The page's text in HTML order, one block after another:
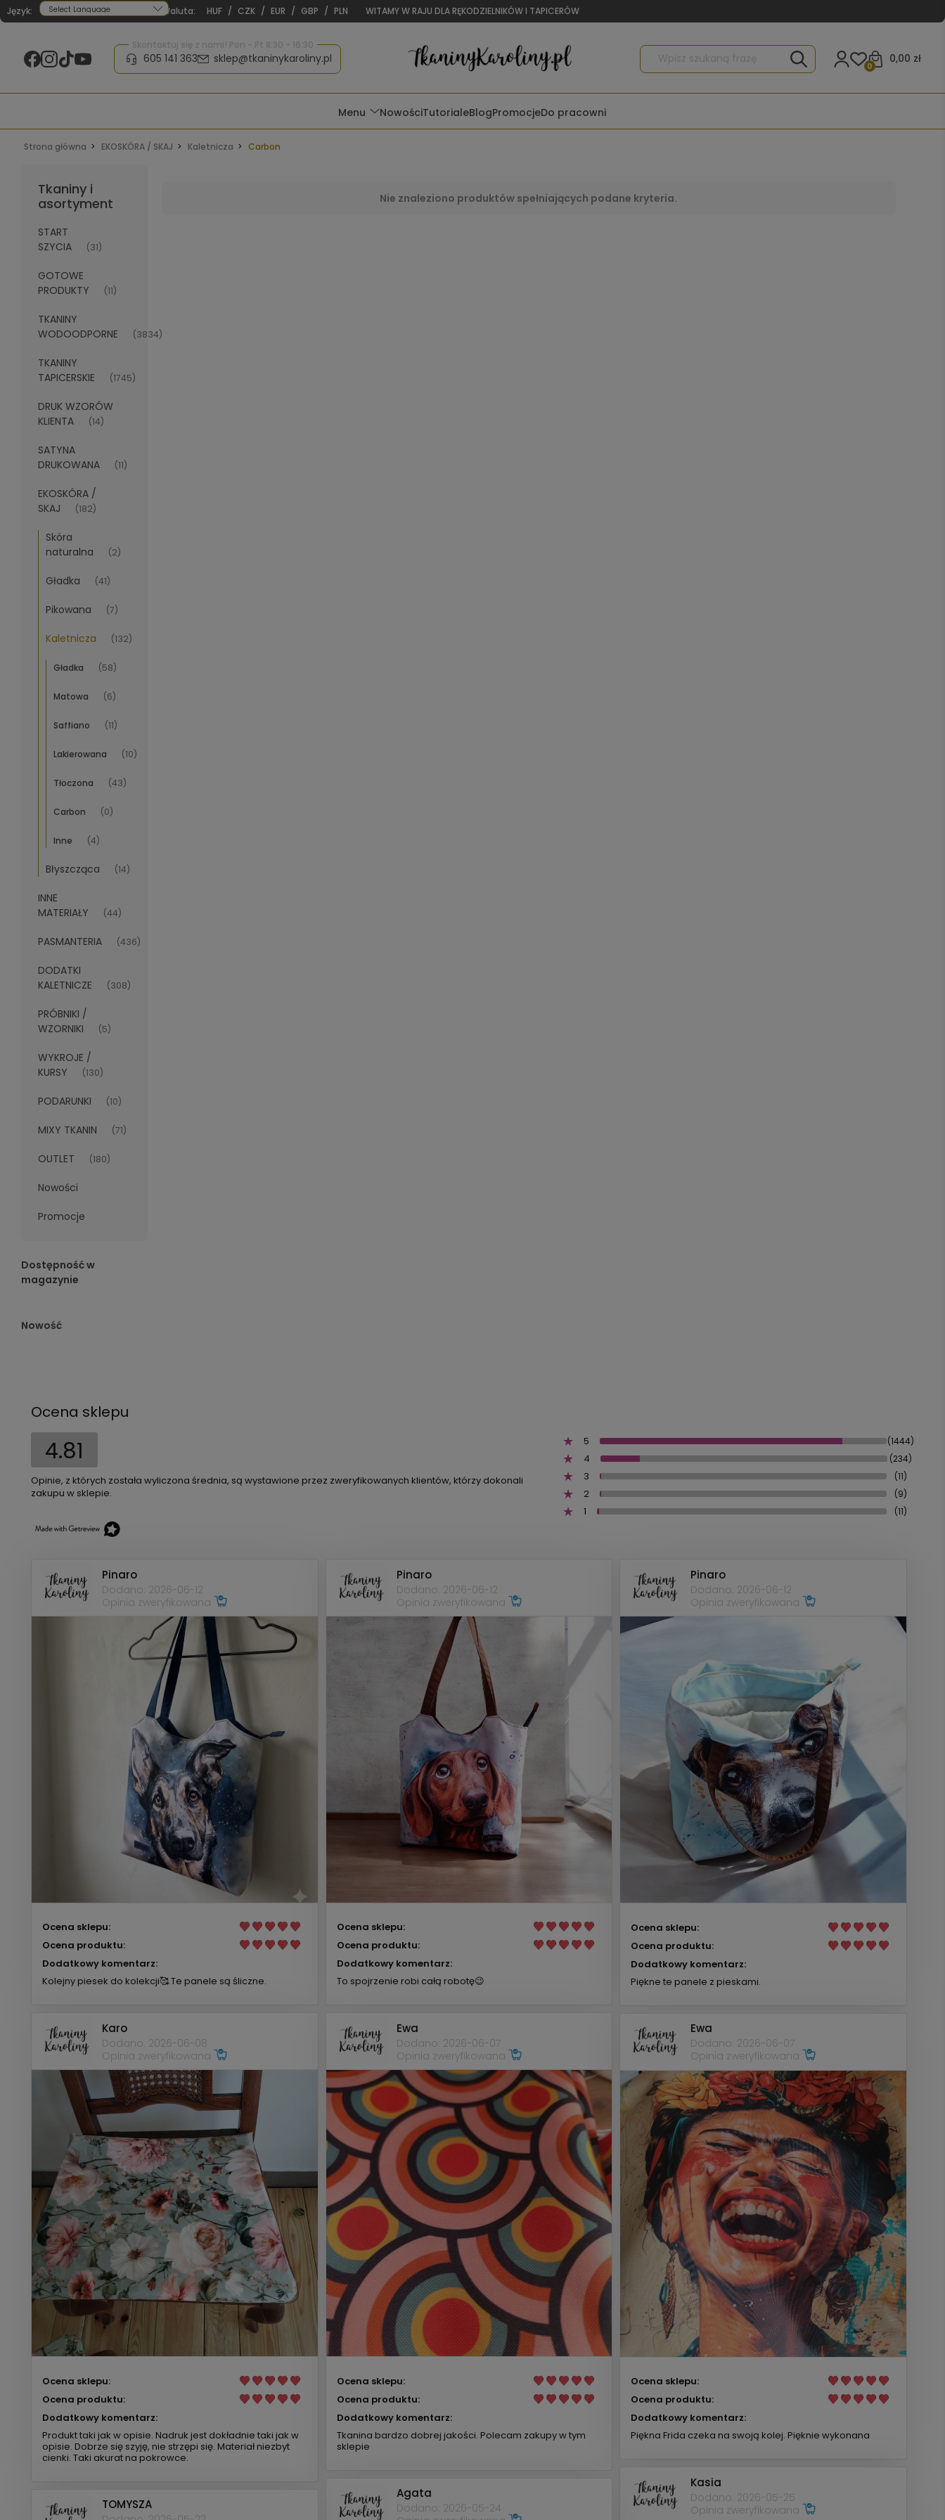
Język:
Powered by
Waluta: HUF / CZK / EUR / GBP / PLN WITAMY W RAJU DLA RĘKODZIELNIKÓW I TAPICERÓW
Skontaktuj się z nami! Pon - Pt 8:30 - 16:30
605 141 363 sklep@tkaninykaroliny.pl 0,00 zł
0
Menu NowościTutorialeBlogPromocjeDo pracowni
Strona główna EKOSKÓRA / SKAJ Kaletnicza Carbon
Tkaniny i
asortyment
START
SZYCIA
(31)
GOTOWE
PRODUKTY
(11)
TKANINY
WODOODPORNE
(3834)
TKANINY
TAPICERSKIE
(1745)
DRUK WZORÓW
KLIENTA
(14)
SATYNA
DRUKOWANA
(11)
EKOSKÓRA /
SKAJ
(182)
Skóra
naturalna
(2)
Gładka (41)
Pikowana (7)
Kaletnicza (132)
Gładka (58)
Matowa (6)
Saffiano (11)
Lakierowana (10)
Tłoczona (43)
Carbon (0)
Inne (4)
Błyszcząca (14)
INNE
MATERIAŁY
(44)
PASMANTERIA (436)
DODATKI
KALETNICZE
(308)
PRÓBNIKI /
WZORNIKI
(5)
WYKROJE /
KURSY
(130)
PODARUNKI (10)
MIXY TKANIN (71)
OUTLET (180)
Nowości
Promocje
Dostępność w
magazynie
Nowość
Nie znaleziono produktów spełniających podane kryteria.
Ocena sklepu
4.81
Opinie, z których została wyliczona średnia, są wystawione przez zweryfikowanych klientów, którzy dokonali
zakupu w sklepie.
5 (1444)
4 (234)
3 (11)
2 (9)
1 (11)
Pinaro
Dodano: 2026-06-12
Opinia zweryfikowana
Ocena sklepu:
Ocena produktu:
Dodatkowy komentarz:
Kolejny piesek do kolekcji🥰.Te panele są śliczne.
Pinaro
Dodano: 2026-06-12
Opinia zweryfikowana
Ocena sklepu:
Ocena produktu:
Dodatkowy komentarz:
To spojrzenie robi całą robotę😉
Pinaro
Dodano: 2026-06-12
Opinia zweryfikowana
Ocena sklepu:
Ocena produktu:
Dodatkowy komentarz:
Piękne te panele z pieskami.
Karo
Dodano: 2026-06-08
Opinia zweryfikowana
Ocena sklepu:
Ocena produktu:
Dodatkowy komentarz:
Produkt taki jak w opisie. Nadruk jest dokładnie taki jak w
opisie. Dobrze się szyję, nie strzępi się. Materiał niezbyt
cienki. Taki akurat na pokrowce.
Ewa
Dodano: 2026-06-07
Opinia zweryfikowana
Ocena sklepu:
Ocena produktu:
Dodatkowy komentarz:
Tkanina bardzo dobrej jakości. Polecam zakupy w tym
sklepie
Ewa
Dodano: 2026-06-07
Opinia zweryfikowana
Ocena sklepu:
Ocena produktu:
Dodatkowy komentarz:
Piękna Frida czeka na swoją kolej. Pięknie wykonana
Kasia
Dodano: 2026-05-25
Opinia zweryfikowana
Agata
Dodano: 2026-05-24
TOMYSZA